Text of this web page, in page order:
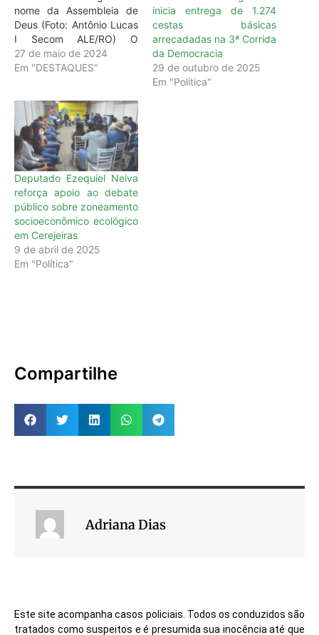
nome da Assembleia de
Deus (Foto: Antônio Lucas
I Secom ALE/RO) O
reconhecimento a história
de instituições e
desenvolvimento de
Rondônia. Desta forma, o
presidente da Assembleia
Legislativa (Alero),
deputado estadual
Marcelo Cruz (PRTB),
concedeu honrarias na
manhã desta…
27 de maio de 2024
Em "DESTAQUES"
inicia entrega de 1.274
cestas básicas
arrecadadas na 3ª Corrida
da Democracia
29 de outubro de 2025
Em "Política"
Deputado Ezequiel Neiva
reforça apoio ao debate
público sobre zoneamento
socioeconômico ecológico
em Cerejeiras
9 de abril de 2025
Em "Política"
Compartilhe
Adriana Dias
Este site acompanha casos policiais. Todos os conduzidos são
tratados como suspeitos e é presumida sua inocência até que